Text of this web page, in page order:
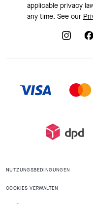
applicable privacy
any time. See our
NUTZUNGSBEDINGUNGEN
COOKIES VERWALTEN